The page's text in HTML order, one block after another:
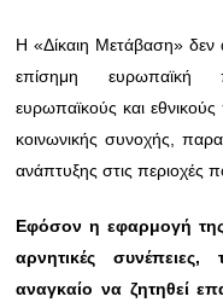
Η «Δίκαιη Μετάβαση» δεν
επίσημη ευρωπαϊκή
ευρωπαϊκούς και
κοινωνικής συνοχής,
ανάπτυξης στις περιοχές
Εφόσον η εφαρμογή
αρνητικές
αναγκαίο να ζητηθεί